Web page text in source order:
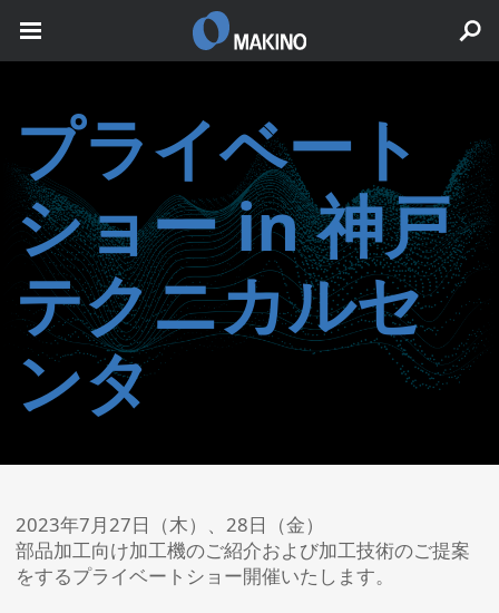
プライベート
ショー in 神戸
テクニカルセ
ンタ
2023年7月27日（木）、28日（金）
部品加工向け加工機のご紹介および加工技術のご提案
をするプライベートショー開催いたします。